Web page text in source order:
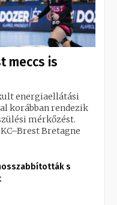
meccs is
energiaellátási
korábban rendezik
mérkőzést.
Bretagne
s